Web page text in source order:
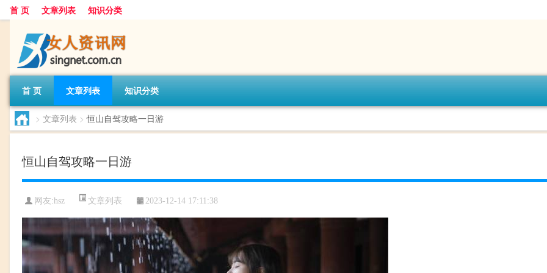
首 页 文章列表 知识分类
首 页 文章列表 知识分类
> 文章列表 > 恒山自驾攻略一日游
恒山自驾攻略一日游
网友:hsz 文章列表 2023-12-14 17:11:38